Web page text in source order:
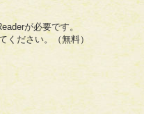
が必要です。
ください。（無料）